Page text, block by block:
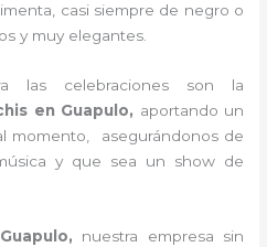
casi siempre de negro o
y muy elegantes.
las celebraciones son la
en Guapulo, aportando un
momento, asegurándonos de
y que sea un show de
nuestra empresa
sin